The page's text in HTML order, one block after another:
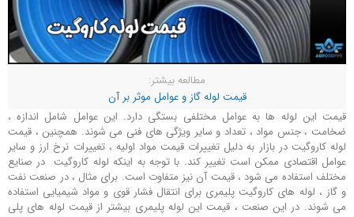
مطالعه بیشتر:
قیمت لوله گاز و عوامل موثر بر آن
قیمت این لوله ها به عوامل مختلفی بستگی دارد. این عوامل شامل اندازه ،
ضخامت ، جنس مواد ، تعداد و سایر ویژگی‌ های فنی می‌ شوند. همچنین ، قیمت
لوله کاروگیت در بازار به دلیل تغییرات قیمت مواد اولیه ، تغییرات نرخ ارز و سایر
عوامل اقتصادی ممکن است تغییر کند. با توجه به اینکه لوله کاروگیت در صنایع
مختلف استفاده می ‌شود ، قیمت آن نیز متفاوت است. برای مثال ، در صنعت نفت
و گاز ، لوله‌ های کاروگیت پلیمری برای انتقال فشار قوی و مواد شیمیایی استفاده
می‌ شوند. در این صنعت ، قیمت این لوله پلیمری بیشتر از قیمت لوله‌ های پلی